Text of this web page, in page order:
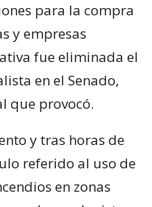
para la compra
y empresas
fue eliminada el
en el Senado,
que provocó.
y tras horas de
referido al uso de
en zonas